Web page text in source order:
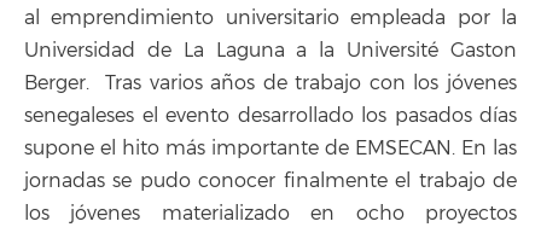
al emprendimiento universitario empleada por la
Universidad de La Laguna a la Université Gaston
Berger. Tras varios años de trabajo con los jóvenes
senegaleses el evento desarrollado los pasados días
supone el hito más importante de EMSECAN. En las
jornadas se pudo conocer finalmente el trabajo de
los jóvenes materializado en ocho proyectos